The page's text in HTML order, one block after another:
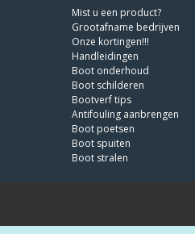
Mist u een product?
Grootafname bedrijven
Onze kortingen!!!
Handleidingen
Boot onderhoud
Boot schilderen
Bootverf tips
Antifouling aanbrengen
Boot poetsen
Boot spuiten
Boot stralen